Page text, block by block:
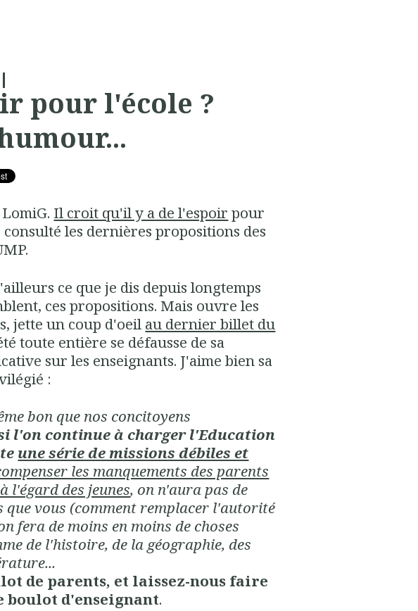
pour l'école ?
Il croit qu'il y a de l'espoir pour
les dernières propositions des
ce que je dis depuis longtemps
ces propositions. Mais ouvre les
jette un coup d'oeil au dernier billet du
toute entière se défausse de sa
sur les enseignants. J'aime bien sa
:
bon que nos concitoyens
l'on continue à charger l'Education
une série de missions débiles et
les manquements des parents
l'égard des jeunes, on n'aura pas de
vous (comment remplacer l'autorité
fera de moins en moins de choses
de l'histoire, de la géographie, des
de parents, et laissez-nous faire
d'enseignant.